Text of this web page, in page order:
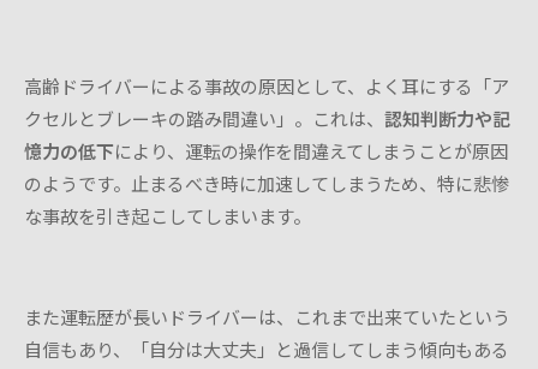
高齢ドライバーによる事故の原因として、よく耳にする「ア
クセルとブレーキの踏み間違い」。これは、 認知判断力や記
憶力の低下により、運転の操作を間違えてしまうことが原因
のようです。止まるべき時に加速してしまうため、特に悲惨
な事故を引き起こしてしまいます。
また運転歴が長いドライバーは、これまで出来ていたという
自信もあり、「自分は大丈夫」と過信してしまう傾向もある